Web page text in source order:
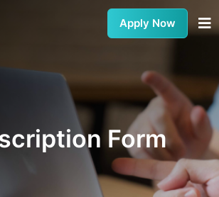
Apply Now
Form